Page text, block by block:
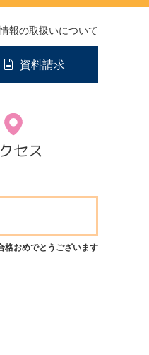
報の取扱いについて
資料請求
セス
格おめでとうございます